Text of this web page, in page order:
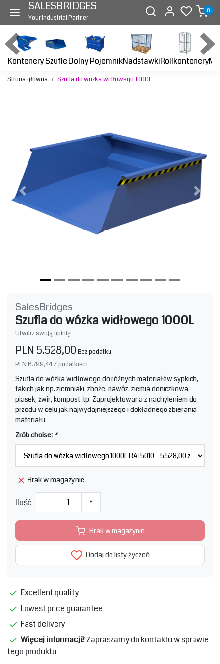
SALESBRIDGES
Your Industrial Partner
0
KontenerySzufleDolny PojemnikNadstawkiRollkontenery
Strona główna Szufla do wózka widłowego 1000L
Previous Next
SalesBridges
Szufla do wózka widłowego 1000L
Utwórz swoją opinię
PLN 5.528,00 Bez podatku
PLN 6.799,44 Z podatkiem
Szufla do wózka widłowego do różnych materiałów sypkich,
takich jak np. ziemniaki, zboże, nawóz, ziemia doniczkowa,
piasek, żwir, kompost itp. Zaprojektowana z nachyleniem do
przodu w celu jak najwydajniejszego i dokładnego zbierania
materiału.
Zrób choise: *
Brak w magazynie
Ilość - +
Brak w magazynie
Dodaj do listy życzeń
Excellent quality
Lowest price guarantee
Fast delivery
Więcej informacji?Zapraszamy do kontaktu w sprawie
tego produktu